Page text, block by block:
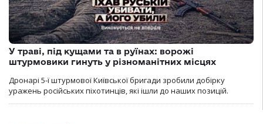
У траві, під кущами та в руїнах: ворожі
штурмовики гинуть у різноманітних місцях
Дронарі 5-ї штурмової Київської бригади зробили добірку
уражень російських піхотинців, які ішли до наших позицій.